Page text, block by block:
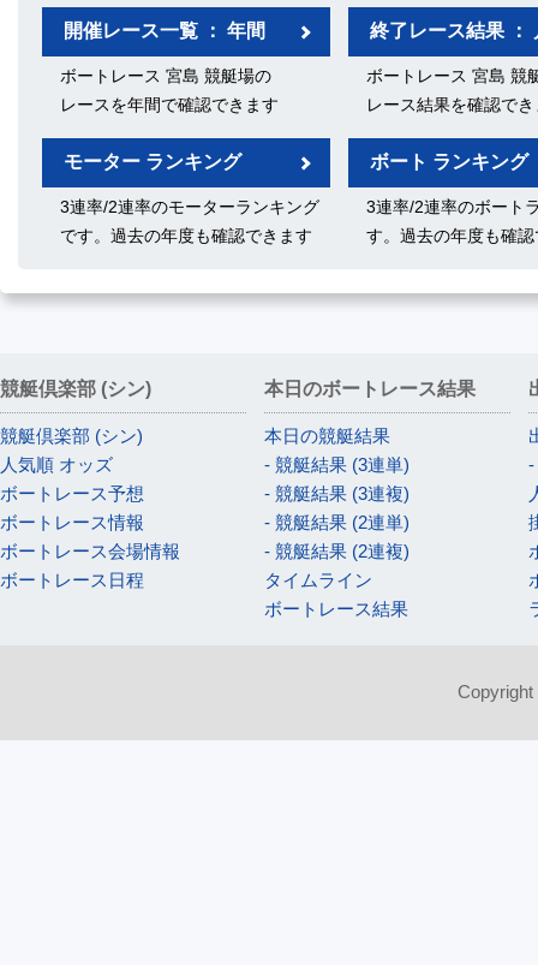
開催レース一覧 ： 年間
ボートレース 宮島 競艇場の
レースを年間で確認できます
終了レース結果 ：
ボートレース 宮島 競
レース結果を確認で
モーター ランキング
3連率/2連率のモーターランキング
です。過去の年度も確認できます
ボート ランキング
3連率/2連率のボート
す。過去の年度も確
競艇倶楽部 (シン)
競艇倶楽部 (シン)
人気順 オッズ
ボートレース予想
ボートレース情報
ボートレース会場情報
ボートレース日程
本日のボートレース結果
本日の競艇結果
- 競艇結果 (3連単)
- 競艇結果 (3連複)
- 競艇結果 (2連単)
- 競艇結果 (2連複)
タイムライン
ボートレース結果
-